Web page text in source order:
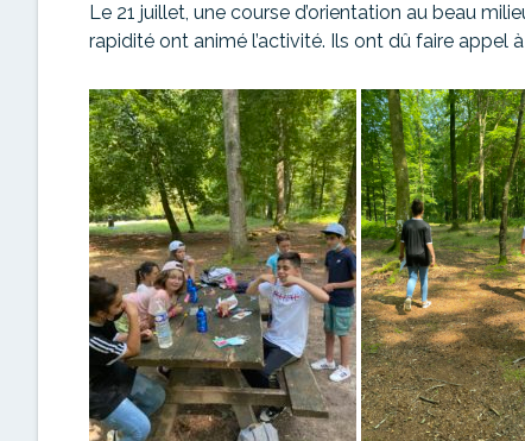
Le 21 juillet, une course d’orientation au beau
rapidité ont animé l’activité. Ils ont dû faire appel